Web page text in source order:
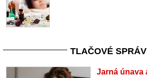
TLAČOVÉ
Jarná únava